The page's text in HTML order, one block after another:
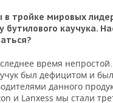
в тройке мировых
бутилового каучука.
время
был дефицитом и
данного
и Lanxess мы стали